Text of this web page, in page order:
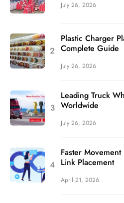
July 26, 2026
Plastic Charger
Complete Guide
July 26, 2026
Leading Truck
Worldwide
July 26, 2026
Faster
Link Placement
April 21, 2026